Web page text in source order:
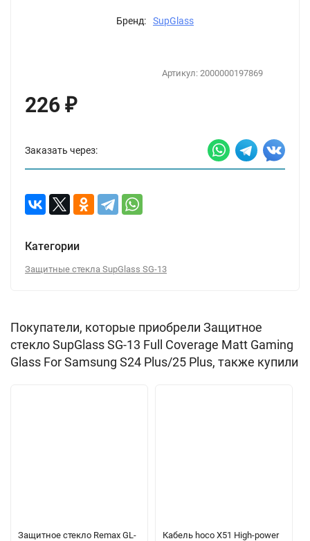
Бренд: SupGlass
Артикул: 2000000197869
226 ₽
Заказать через:
Категории
Защитные стекла SupGlass SG-13
Покупатели, которые приобрели Защитное
стекло SupGlass SG-13 Full Coverage Matt Gaming
Glass For Samsung S24 Plus/25 Plus, также купили
Защитное стекло Remax GL-
Кабель hoco X51 High-power